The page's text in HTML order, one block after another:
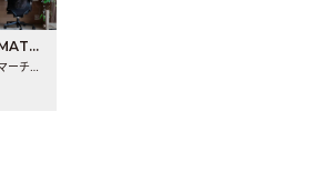
INDEX｜Mr.&Mrs. KOMATSU renovation diary
プロダクトデザイナーの夫とマーチャンダイザーの妻が、夫婦で..